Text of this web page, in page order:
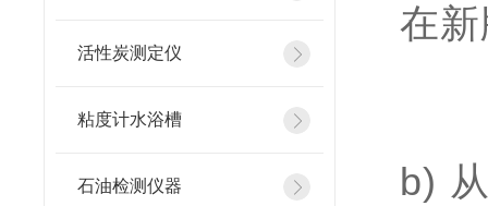
活性炭测定仪
粘度计水浴槽
石油检测仪器
在
b)